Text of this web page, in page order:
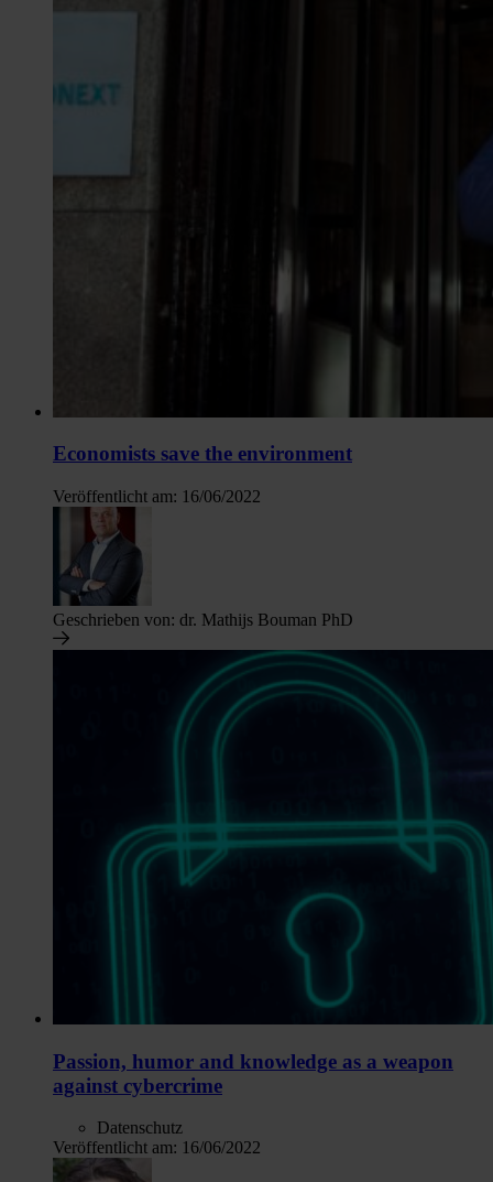
Economists save the environment
Veröffentlicht am: 16/06/2022
Geschrieben von: dr. Mathijs Bouman PhD
Passion, humor and knowledge as a weapon
against cybercrime
Datenschutz
Veröffentlicht am: 16/06/2022